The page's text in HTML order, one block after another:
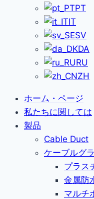
PT
IT
SV
DA
RU
ZH
ホーム・ページ
私たちに関しては
製品
Cable Duct
ケーブルグ
プラス
金属防
マルチ